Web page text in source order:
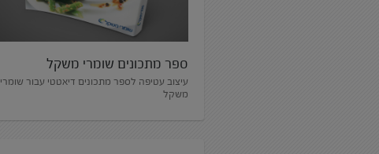
ספר מתכונים שומרי משקל
עיצוב עטיפה לספר מתכונים דיאטטי עבור שומרי
משקל